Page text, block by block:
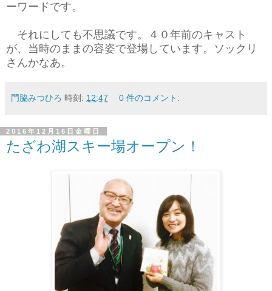
ーワードです。
それにしても不思議です。４０年前のキャスト
が、当時のままの容姿で登場しています。ソックリ
さんかなあ。
門脇みつひろ 時刻: 12:47 0 件のコメント:
2016年12月16日金曜日
たざわ湖スキー場オープン！